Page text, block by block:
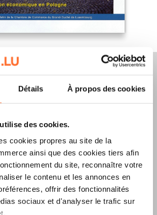
Détails À propos des cookies
des cookies.
cookies propres au site de la
ainsi que des cookies tiers afin
du site, reconnaître votre
le contenu et les annonces en
offrir des fonctionnalités
sociaux et d'analyser le trafic sur
Merkur Magazine
ÉTÉ
EST
!